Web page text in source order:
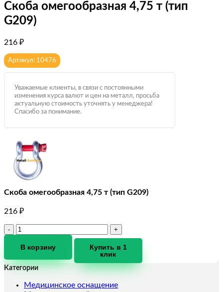
Скоба омегообразная 4,75 т (тип
G209)
216 ₽
Артикул: 10476
Уважаемые клиенты, в связи с постоянными
изменения курса валют и цен на металл, просьба
актуальную стоимость уточнять у менеджера!
Спасибо за понимание.
Скоба омегообразная 4,75 т (тип G209)
216 ₽
Количество
Скоба
4,75
(тип
В корзину
Купить в 1
клик
Категории
Медицинское оснащение